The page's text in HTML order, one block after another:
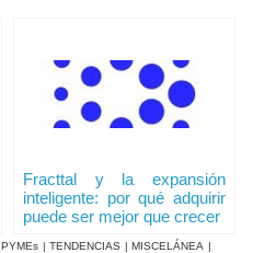
Fracttal y la expansión
inteligente: por qué adquirir
puede ser mejor que crecer
PYMEs | TENDENCIAS | MISCELÁNEA |